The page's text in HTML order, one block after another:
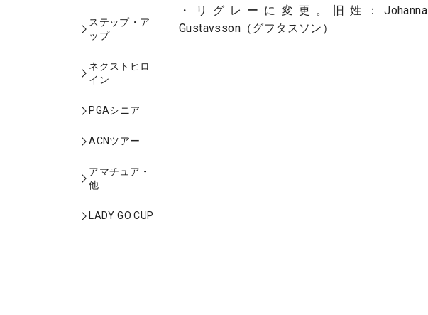
ステップ・ア
ップ
ネクストヒロ
イン
PGAシニア
ACNツアー
アマチュア・
他
LADY GO CUP
・リグレーに変更。旧姓：Johanna
Gustavsson（グフタスソン）